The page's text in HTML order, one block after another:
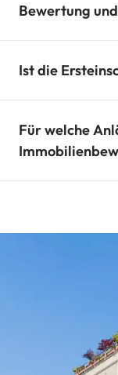
Bewertung
Ist die
Für welche